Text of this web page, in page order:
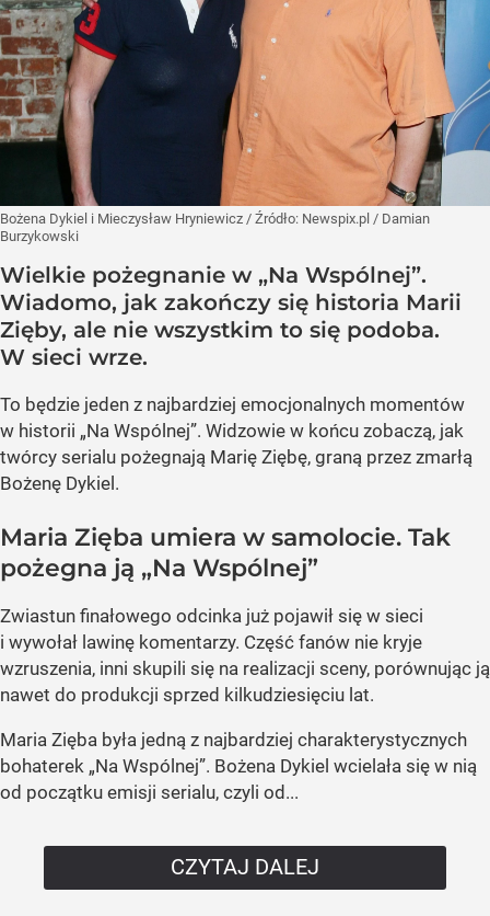
Bożena Dykiel i Mieczysław Hryniewicz / Źródło: Newspix.pl / Damian
Burzykowski
Wielkie pożegnanie w „Na Wspólnej”.
Wiadomo, jak zakończy się historia Marii
Zięby, ale nie wszystkim to się podoba.
W sieci wrze.
To będzie jeden z najbardziej emocjonalnych momentów
w historii „Na Wspólnej”. Widzowie w końcu zobaczą, jak
twórcy serialu pożegnają Marię Ziębę, graną przez zmarłą
Bożenę Dykiel.
Maria Zięba umiera w samolocie. Tak
pożegna ją „Na Wspólnej”
Zwiastun finałowego odcinka już pojawił się w sieci
i wywołał lawinę komentarzy. Część fanów nie kryje
wzruszenia, inni skupili się na realizacji sceny, porównując ją
nawet do produkcji sprzed kilkudziesięciu lat.
Maria Zięba była jedną z najbardziej charakterystycznych
bohaterek „Na Wspólnej”. Bożena Dykiel wcielała się w nią
od początku emisji serialu, czyli od...
CZYTAJ DALEJ